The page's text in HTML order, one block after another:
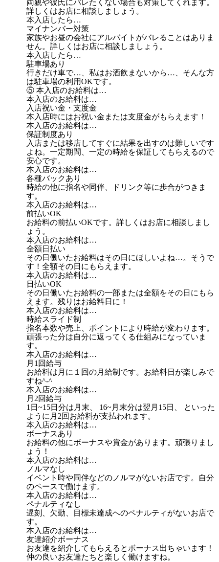
両親や彼氏にバレたくない場合も対策してくれます。
詳しくはお店に相談しましょう。
本入店したら…
マイナンバー対策
家族やお昼の会社にアルバイトがバレることはありま
せん。詳しくはお店に相談しましょう。
本入店したら…
駐車場あり
行きだけ車で…、私はお酒飲まないから…、そんな方
は駐車場の利用OKです。
⑤ 本入店のお給料は…
本入店のお給料は…
入店祝い金・支度金
本入店時にはお祝い金または支度金がもらえます！
本入店のお給料は…
保証制度あり
入店または移店してすぐに結果を出すのは難しいです
よね。一定期間、一定の時給を保証してもらえるので
安心です。
本入店のお給料は…
各種バックあり
時給の他に指名や同伴、ドリンク等に歩合がつきま
す。
本入店のお給料は…
前払いOK
お給料の前払いOKです。詳しくはお店に相談しまし
ょう。
本入店のお給料は…
全額日払い
その日働いたお給料はその日にほしいよね…。そうで
す！全額その日にもらえます。
本入店のお給料は…
日払いOK
その日働いたお給料の一部または全額をその日にもら
えます。残りはお給料日に！
本入店のお給料は…
時給スライド制
指名本数や売上、ポイントにより時給が変わります。
頑張った分は自分に返ってくる仕組みになっていま
す。
本入店のお給料は…
月1回給与
お給料は月に１回の月給制です。お給料日が楽しみで
すね^-^
本入店のお給料は…
月2回給与
1日~15日分は月末、 16~月末分は翌月15日、 といった
ように月2回お給料が支払われます。
本入店のお給料は…
ボーナスあり
お給料の他にボーナスや賞金があります。頑張りまし
ょう！
本入店のお給料は…
ノルマなし
イベント時や同伴などのノルマがないお店です。自分
のペースで働けます。
本入店のお給料は…
ペナルティなし
遅刻、欠勤、目標未達成へのペナルティがないお店で
す。
本入店のお給料は…
友達紹介ボーナス
お友達を紹介してもらえるとボーナス出ちゃいます！
仲の良いお友達たちと楽しく働けますね。